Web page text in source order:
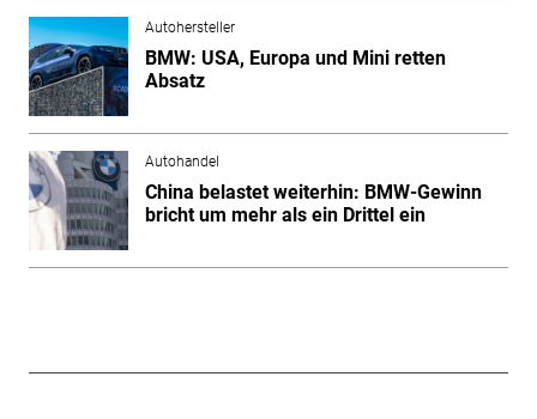
Autohersteller
BMW: USA, Europa und Mini retten
Absatz
Autohandel
China belastet weiterhin: BMW-Gewinn
bricht um mehr als ein Drittel ein